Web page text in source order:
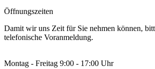
Öffnungszeiten
Damit wir uns Zeit für Sie nehmen können,
telefonische Voranmeldung.
Montag - Freitag 9:00 - 17:00 Uhr